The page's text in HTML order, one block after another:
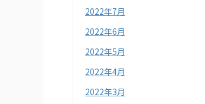
2022年7月
2022年6月
2022年5月
2022年4月
2022年3月